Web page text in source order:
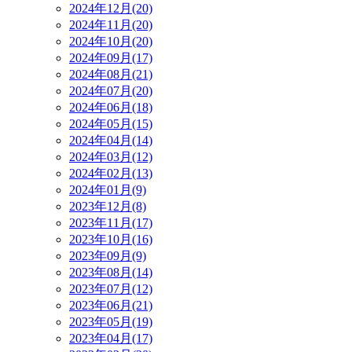
2024年12月(20)
2024年11月(20)
2024年10月(20)
2024年09月(17)
2024年08月(21)
2024年07月(20)
2024年06月(18)
2024年05月(15)
2024年04月(14)
2024年03月(12)
2024年02月(13)
2024年01月(9)
2023年12月(8)
2023年11月(17)
2023年10月(16)
2023年09月(9)
2023年08月(14)
2023年07月(12)
2023年06月(21)
2023年05月(19)
2023年04月(17)